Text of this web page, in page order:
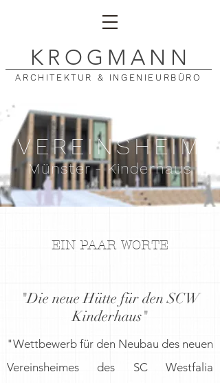
K ROGMAN N
ARCHITEKTUR & INGENIEURBÜRO
VEREINSHEIM
Münster - Kinderhaus
EIN PAAR WORTE
"Die neue Hütte für den SCW
Kinderhaus"
"Wettbewerb für den Neubau des neuen
Vereinsheimes des SC Westfalia